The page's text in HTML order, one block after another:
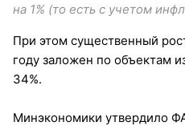
на 1% (то есть с учетом
При этом существенный
году заложен по объектам
34%.
Минэкономики утвердило